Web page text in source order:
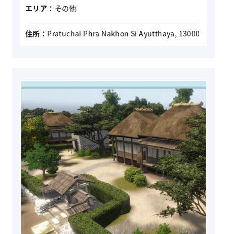
エリア： その他
住所： Pratuchai Phra Nakhon Si Ayutthaya, 13000